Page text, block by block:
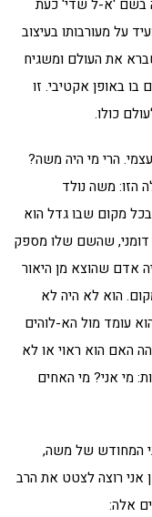
בשם 'א-ל שדי' כעת
על מעורבותו בעיצוב
את העולם ומשגיח
בו באופן אקטיבי. זו
כולו.
הרי מי היה משה?
הזו: משה נולד
מקום שבו גדל הוא
דומני, שהשם שלו מספק
אדם שהוצא מן היאור
הוא לא היה לא
עומד מול הא-לוהים
האם הוא ראוי או לא
מי אני? מי האחים
המחודש של משה,
אני רוצה לצטט את הרב
אלה: